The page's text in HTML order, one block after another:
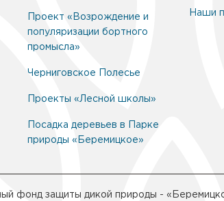
Проект «Возрождение и
популяризации бортного
промысла»
Черниговское Полесье
Проекты «Лесной школы»
Посадка деревьев в Парке
природы «Беремицкое»
Наши
фонд защиты дикой природы -